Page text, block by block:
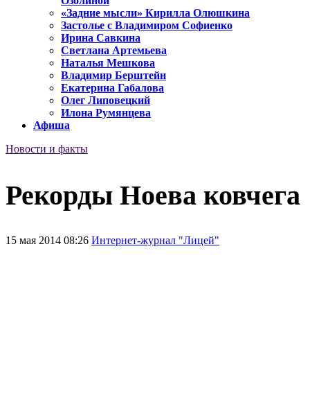
«Задние мысли» Кирилла Олюшкина
Застолье с Владимиром Софиенко
Ирина Савкина
Светлана Артемьева
Наталья Мешкова
Владимир Берштейн
Екатерина Габалова
Олег Липовецкий
Илона Румянцева
Афиша
Новости и факты
Рекорды Ноева ковчега
15 мая 2014 08:26 Интернет-журнал "Лицей"